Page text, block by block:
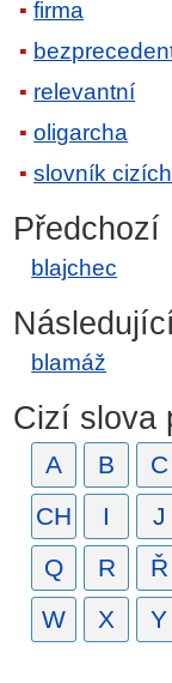
firma
relevantní
oligarcha
slovník
Předchozí
blajchec
blamáž
Cizí slova
A B C
CH
I J
Q
R Ř
W
X Y